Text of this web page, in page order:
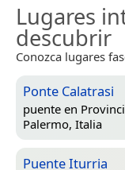
Lugares
descubrir
Conozca lugares
Ponte Calatrasi
puente en
Palermo, Italia
Puente Iturria